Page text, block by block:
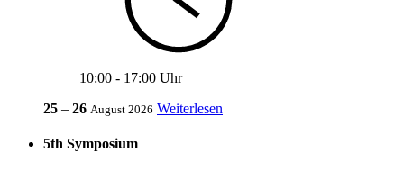
10:00 - 17:00 Uhr
25 ‒ 26 August 2026 Weiterlesen
5th Symposium